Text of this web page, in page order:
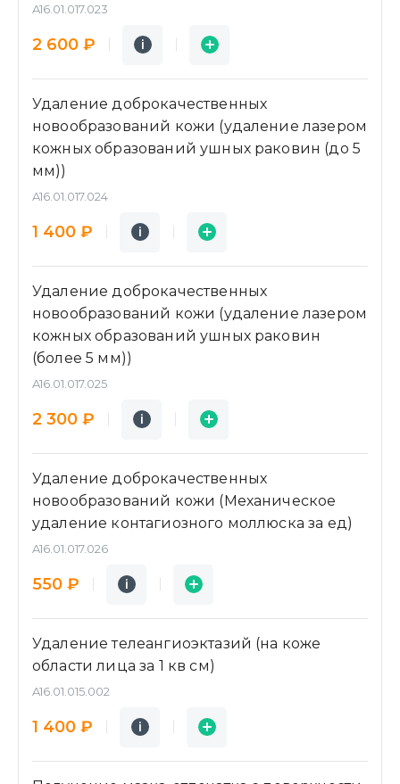
A16.01.017.023
2 600 ₽ i
Подробнее
i
Заявка
Удаление доброкачественных
новообразований кожи (удаление лазером
кожных образований ушных раковин (до 5
мм))
A16.01.017.024
1 400 ₽ i
Подробнее
i
Заявка
Удаление доброкачественных
новообразований кожи (удаление лазером
кожных образований ушных раковин
(более 5 мм))
A16.01.017.025
2 300 ₽ i
Подробнее
i
Заявка
Удаление доброкачественных
новообразований кожи (Механическое
удаление контагиозного моллюска за ед)
A16.01.017.026
550 ₽ i
Подробнее
i
Заявка
Удаление телеангиоэктазий (на коже
области лица за 1 кв см)
A16.01.015.002
1 400 ₽ i
Подробнее
i
Заявка